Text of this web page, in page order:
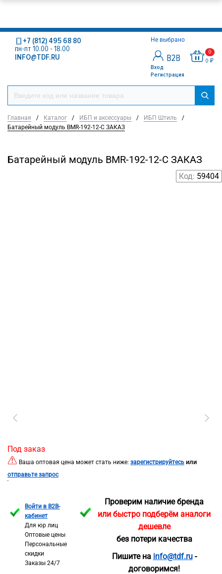
Не выбрано
Вход
Регистрация
0
0 ₽
+7 (812) 495 68 80
пн-пт 10.00 - 18.00
INFO@TDF.RU
Главная / Каталог / ИБП и аксессуары / ИБП Штиль
/
Батарейный модуль BMR-192-12-C ЗАКАЗ
Батарейный модуль BMR-192-12-C ЗАКАЗ
Код: 59404
Под заказ
Ваша оптовая цена может стать ниже: зарегистрируйтесь или
отправьте запрос
Войти в B2B-
кабинет
Для юр лиц
Оптовые цены
Персональные
скидки
Заказы 24/7
Проверим наличие бренда
или быстро подберём аналоги
дешевле
без потери качества
Пишите на info@tdf.ru-
договоримся!